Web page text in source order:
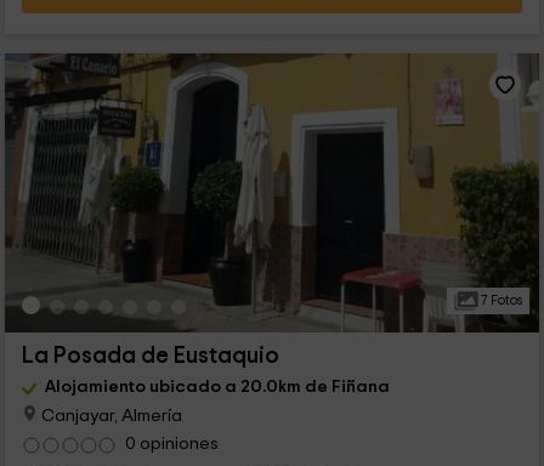
7 Fotos
La Posada de Eustaquio
Alojamiento ubicado a 20.0km de Fiñana
Canjayar, Almería
0 opiniones